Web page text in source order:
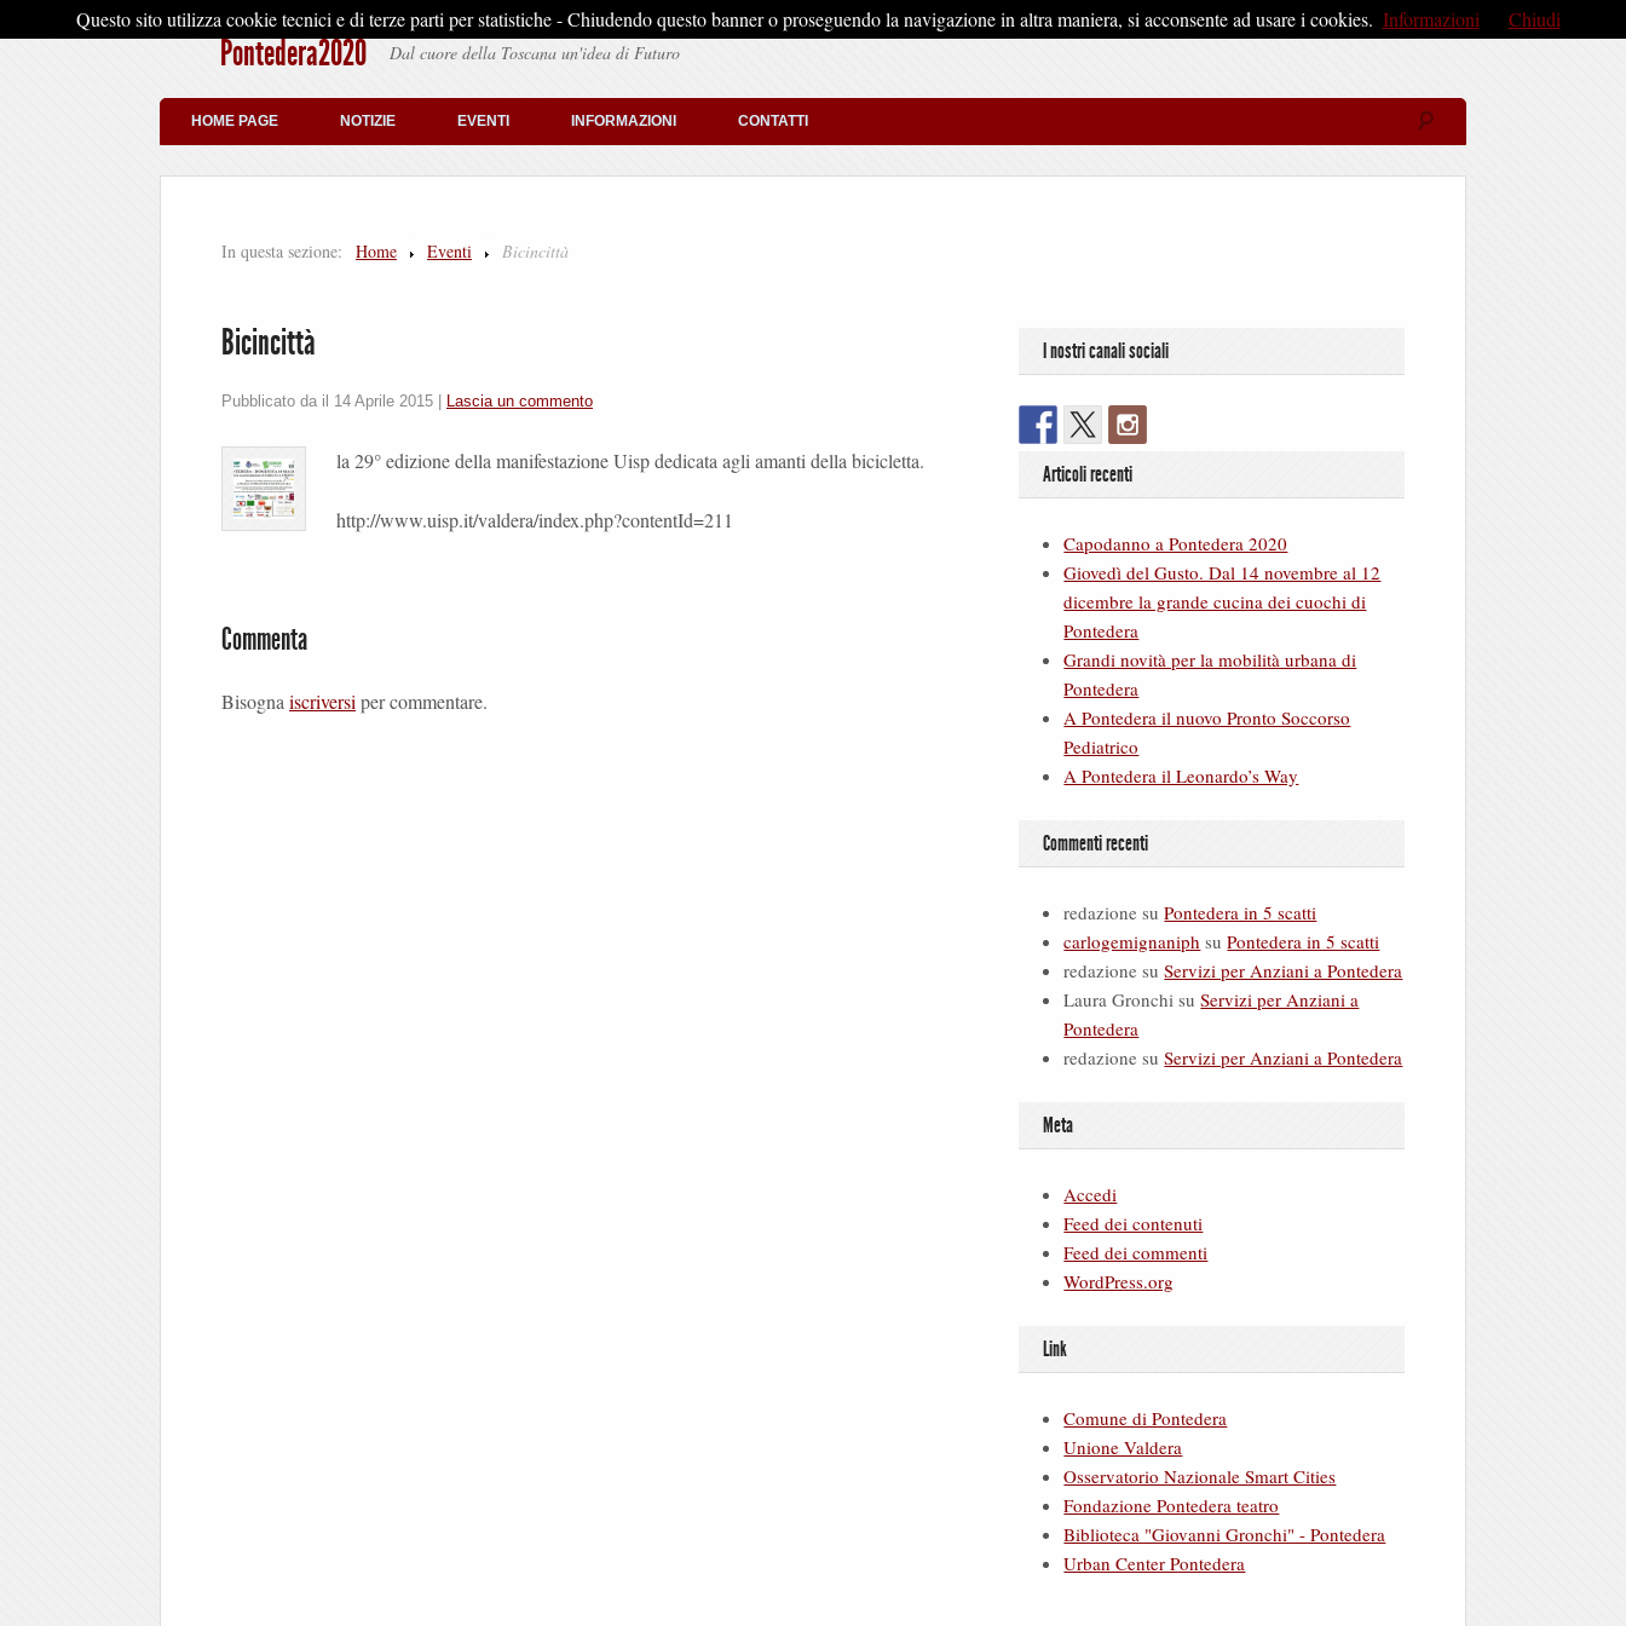
Pontedera2020 Dal cuore della Toscana un'idea di Futuro
HOME PAGE NOTIZIE EVENTI INFORMAZIONI CONTATTI
In questa sezione: Home Eventi Bicincittà
Bicincittà
Pubblicato da il 14 Aprile 2015 Lascia un commento
la 29° edizione della manifestazione Uisp dedicata agli amanti della bicicletta.
http://www.uisp.it/valdera/index.php?contentId=211
Commenta
Bisognaiscriversiper commentare.
I nostri canali sociali
Articoli recenti
Capodanno a Pontedera 2020
Giovedì del Gusto. Dal 14 novembre al 12
dicembre la grande cucina dei cuochi di
Pontedera
Grandi novità per la mobilità urbana di
Pontedera
A Pontedera il nuovo Pronto Soccorso
Pediatrico
A Pontedera il Leonardo’s Way
Commenti recenti
redazione suPontedera in 5 scatti
carlogemignaniph suPontedera in 5 scatti
redazione suServizi per Anziani a Pontedera
Laura Gronchi suServizi per Anziani a
Pontedera
redazione suServizi per Anziani a Pontedera
Meta
Accedi
Feed dei contenuti
Feed dei commenti
WordPress.org
Link
Comune di Pontedera
Unione Valdera
Osservatorio Nazionale Smart Cities
Fondazione Pontedera teatro
Biblioteca "Giovanni Gronchi" - Pontedera
Urban Center Pontedera
Questo sito utilizza cookie tecnici e di terze parti per statistiche - Chiudendo questo banner o proseguendo la navigazione in altra maniera, si acconsente ad usare i cookies. Informazioni Chiudi